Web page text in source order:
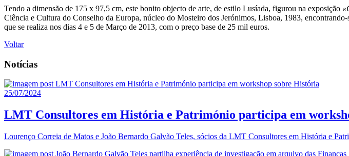
Tendo a dimensão de 175 x 97,5 cm, este bonito objecto de arte, de estilo Lusíada, figurou na exposição
Ciência e Cultura do Conselho da Europa, núcleo do Mosteiro dos Jerónimos, Lisboa, 1983,
que se realiza nos dias 4 e 5 de Março de 2013, com o preço base de 25 mil euros.
Voltar
Notícias
25/07/2024
LMT Consultores em História e Património participa em
Lourenço Correia de Matos e João Bernardo Galvão Teles, sócios da LMT Consultores em História e